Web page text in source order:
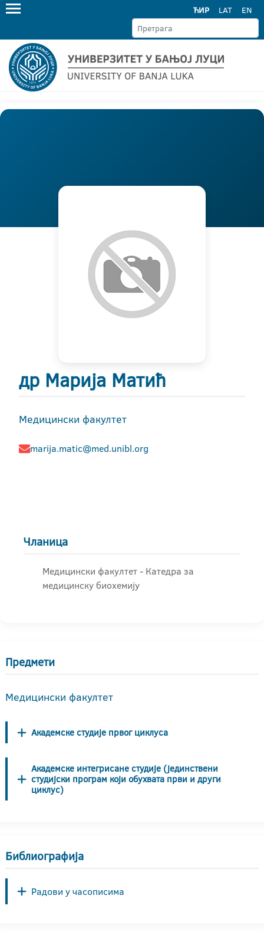
ЋИР LAT EN
др Марија Матић
Медицински факултет
marija.matic@med.unibl.org
Чланица
Медицински факултет - Катедра за
медицинску биохемију
Предмети
Медицински факултет
Академске студије првог циклуса
Академске интегрисане студије (јединствени
студијски програм који обухвата први и други
циклус)
Библиографија
Радови у часописима